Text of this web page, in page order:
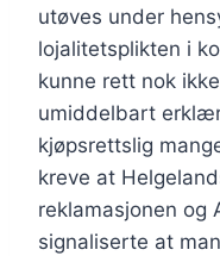
utøves under
lojalitetsplikten i
kunne rett nok
umiddelbart
kjøpsrettslig
kreve at
reklamasjonen og
signaliserte at